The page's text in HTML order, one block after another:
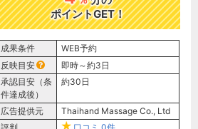
ポイントGET！
成果条件
WEB予約
反映目安
即時～約3日
承認目安（条
件達成後）
約30日
広告提供元
Thaihand Massage Co., Ltd